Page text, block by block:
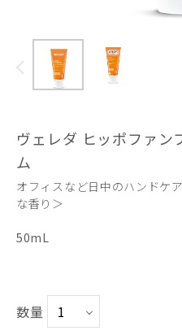
ヴェレダ ヒッポファン
ム
オフィスなど日中のハンドケ
な香り＞
数量
50mL